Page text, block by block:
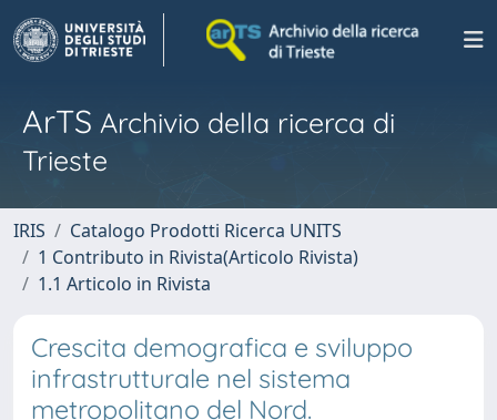
ArTS Archivio della ricerca di
Trieste
IRIS
Catalogo Prodotti Ricerca UNITS
1 Contributo in Rivista(Articolo Rivista)
1.1 Articolo in Rivista
Crescita demografica e sviluppo
infrastrutturale nel sistema
metropolitano del Nord.